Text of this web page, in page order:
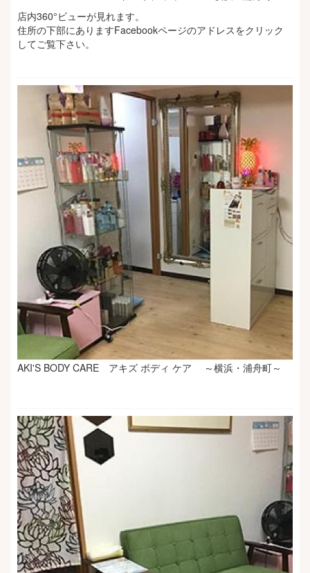
店内360°ビューが見れます。
住所の下部にありますFacebookページのアドレスをクリック
してご覧下さい。
AKI'S BODY CARE アキズ ボディ ケア ～横浜・浦舟町～